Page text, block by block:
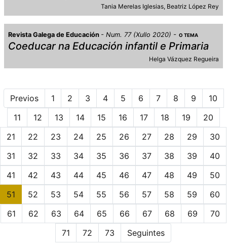
Tania Merelas Iglesias Beatriz López Rey
Revista Galega de Educación Num. 77 (Xullo 2020) O TEMA
Coeducar na Educación infantil e Primaria
Helga Vázquez Regueira
Previos 1 2 3 4 5 6 7 8 9
10
11
12 13 14 15 16 17 18 19
20
21
22 23 24 25 26 27 28 29
30
31
32 33 34 35 36 37 38 39
40
41
42 43 44 45 46 47 48 49
50
51
52 53 54 55 56 57 58 59
60
61
62 63 64 65 66 67 68 69
70
71
72 73 Seguintes